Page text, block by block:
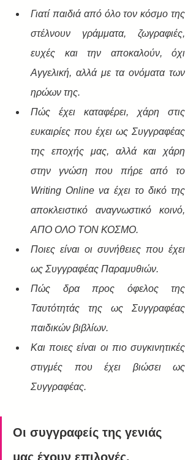
Γιατί παιδιά από όλο τον κόσμο της
στέλνουν γράμματα, ζωγραφιές,
ευχές και την αποκαλούν, όχι
Αγγελική, αλλά με τα ονόματα των
ηρώων της.
Πώς έχει καταφέρει, χάρη στις
ευκαιρίες που έχει ως Συγγραφέας
της εποχής μας, αλλά και χάρη
στην γνώση που πήρε από το
Writing Online να έχει το δικό της
αποκλειστικό αναγνωστικό κοινό,
ΑΠΟ ΟΛΟ ΤΟΝ ΚΟΣΜΟ.
Ποιες είναι οι συνήθειες που έχει
ως Συγγραφέας Παραμυθιών.
Πώς δρα προς όφελος της
Ταυτότητάς της ως Συγγραφέας
παιδικών βιβλίων.
Και ποιες είναι οι πιο συγκινητικές
στιγμές που έχει βιώσει ως
Συγγραφέας.
Οι συγγραφείς της γενιάς
μας έχουν επιλογές.